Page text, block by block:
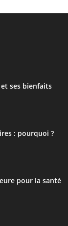
ses bienfaits
: pourquoi ?
pour la santé